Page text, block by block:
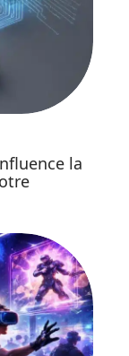
la